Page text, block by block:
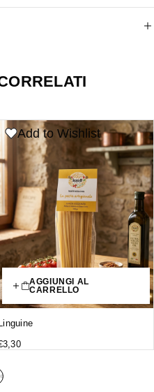
Add to Wishlist
AGGIUNGI AL
CARRELLO
3,30